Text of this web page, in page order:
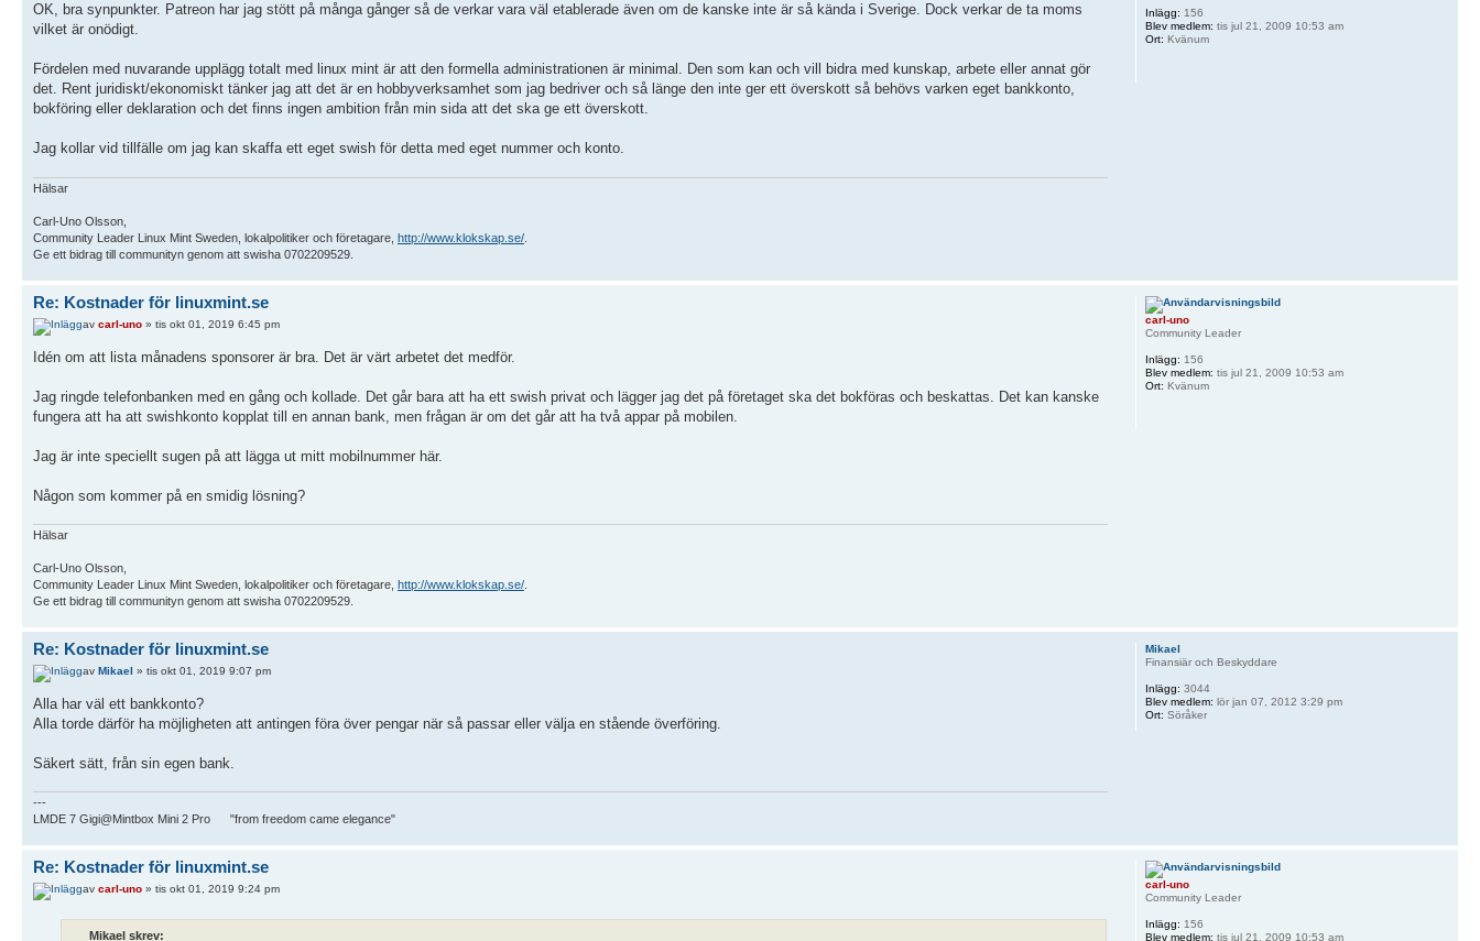
OK, bra synpunkter. Patreon har jag stött på många gånger så de verkar vara väl etablerade även om de kanske inte är så kända i Sverige. Dock verkar de ta moms
vilket är onödigt.
Fördelen med nuvarande upplägg totalt med linux mint är att den formella administrationen är minimal. Den som kan och vill bidra med kunskap, arbete eller annat gör
det. Rent juridiskt/ekonomiskt tänker jag att det är en hobbyverksamhet som jag bedriver och så länge den inte ger ett överskott så behövs varken eget bankkonto,
bokföring eller deklaration och det finns ingen ambition från min sida att det ska ge ett överskott.
Jag kollar vid tillfälle om jag kan skaffa ett eget swish för detta med eget nummer och konto.
Hälsar
Carl-Uno Olsson,
Community Leader Linux Mint Sweden, lokalpolitiker och företagare, http://www.klokskap.se/
Ge ett bidrag till communityn genom att swisha 0702209529.
Inlägg: 156
Blev medlem: tis jul 21, 2009 10:53 am
Ort: Kvänum
Re: Kostnader för linuxmint.se
av carl-uno » tis okt 01, 2019 6:45 pm
Idén om att lista månadens sponsorer är bra. Det är värt arbetet det medför.
Jag ringde telefonbanken med en gång och kollade. Det går bara att ha ett swish privat och lägger jag det på företaget ska det bokföras och beskattas. Det kan kanske
fungera att ha att swishkonto kopplat till en annan bank, men frågan är om det går att ha två appar på mobilen.
Jag är inte speciellt sugen på att lägga ut mitt mobilnummer här.
Någon som kommer på en smidig lösning?
Hälsar
Carl-Uno Olsson,
Community Leader Linux Mint Sweden, lokalpolitiker och företagare, http://www.klokskap.se/
Ge ett bidrag till communityn genom att swisha 0702209529.
carl-uno
Community Leader
Inlägg: 156
Blev medlem: tis jul 21, 2009 10:53 am
Ort: Kvänum
Re: Kostnader för linuxmint.se
av Mikael » tis okt 01, 2019 9:07 pm
Alla har väl ett bankkonto?
Alla torde därför ha möjligheten att antingen föra över pengar när så passar eller välja en stående överföring.
Säkert sätt, från sin egen bank.
---
LMDE 7 Gigi@Mintbox Mini 2 Pro "from freedom came elegance"
Mikael
Finansiär och Beskyddare
Inlägg: 3044
Blev medlem: lör jan 07, 2012 3:29 pm
Ort: Söråker
Re: Kostnader för linuxmint.se
av carl-uno » tis okt 01, 2019 9:24 pm
Mikael skrev:
carl-uno
Community Leader
Inlägg: 156
Blev medlem: tis jul 21, 2009 10:53 am